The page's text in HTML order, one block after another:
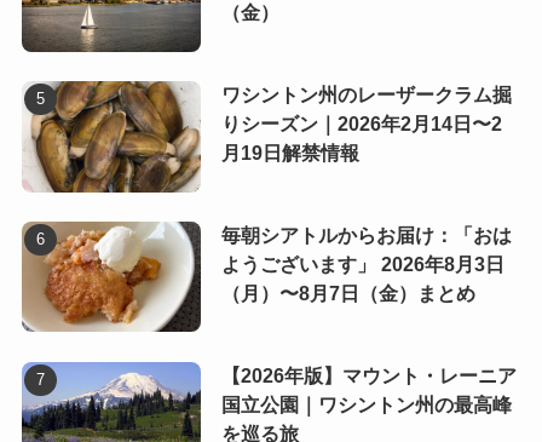
（金）
ワシントン州のレーザークラム掘
りシーズン｜2026年2月14日〜2
月19日解禁情報
毎朝シアトルからお届け：「おは
ようございます」 2026年8月3日
（月）〜8月7日（金）まとめ
【2026年版】マウント・レーニア
国立公園｜ワシントン州の最高峰
を巡る旅